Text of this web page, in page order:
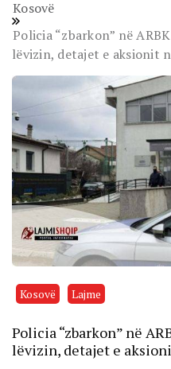
Kosovë
Policia “zbarkon” në
lëvizin, detajet e aksionit
Kosovë Lajme
Policia “zbarkon” në
lëvizin, detajet e